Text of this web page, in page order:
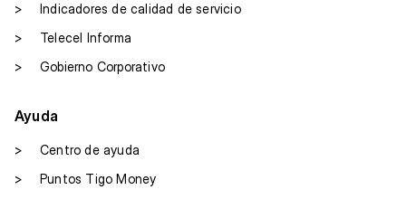
>
Indicadores de calidad de servicio
>
Telecel Informa
>
Gobierno Corporativo
Ayuda
>
Centro de ayuda
>
Puntos Tigo Money